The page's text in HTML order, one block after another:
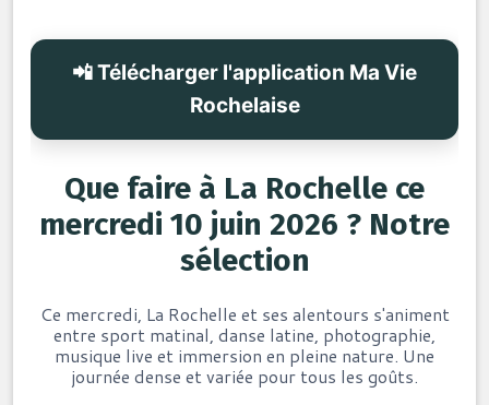
📲 Télécharger l'application Ma Vie
Rochelaise
Que faire à La Rochelle ce
mercredi 10 juin 2026 ? Notre
sélection
Ce mercredi, La Rochelle et ses alentours s'animent
entre sport matinal, danse latine, photographie,
musique live et immersion en pleine nature. Une
journée dense et variée pour tous les goûts.